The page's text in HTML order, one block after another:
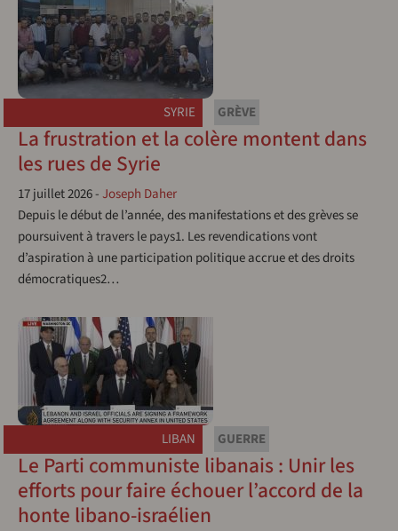
SYRIE GRÈVE
La frustration et la colère montent dans
les rues de Syrie
17 juillet 2026-Joseph Daher
Depuis le début de l’année, des manifestations et des grèves se
poursuivent à travers le pays1. Les revendications vont
d’aspiration à une participation politique accrue et des droits
démocratiques2…
LIBAN GUERRE
Le Parti communiste libanais : Unir les
efforts pour faire échouer l’accord de la
honte libano-israélien